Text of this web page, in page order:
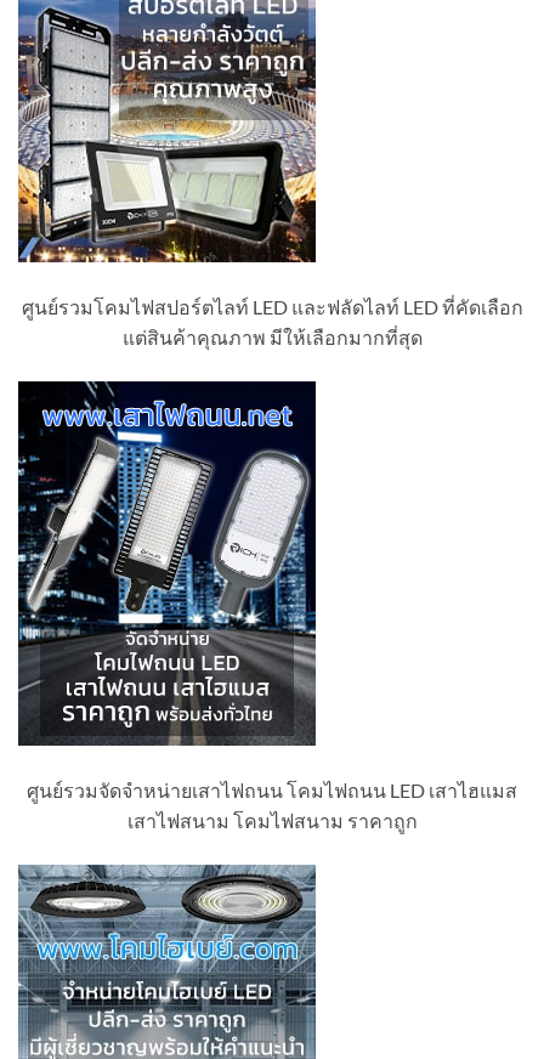
ศูนย์รวมโคมไฟสปอร์ตไลท์ LED และฟลัดไลท์ LED ที่คัดเลือก
แต่สินค้าคุณภาพ มีให้เลือกมากที่สุด
ศูนย์รวมจัดจำหน่ายเสาไฟถนน โคมไฟถนน LED เสาไฮแมส
เสาไฟสนาม โคมไฟสนาม ราคาถูก